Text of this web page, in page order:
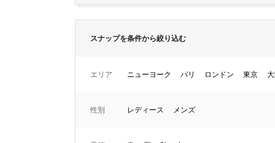
スナップを条件から絞り込む
エリア ニューヨーク パリ ロンドン 東京
性別 レディース メンズ